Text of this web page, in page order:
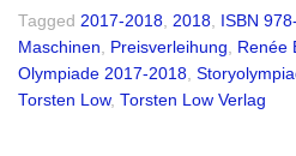
Tagged 2017-2018, 2018, ISBN
Maschinen, Preisverleihung, Renée
Olympiade 2017-2018,
Torsten Low, Torsten Low Verlag